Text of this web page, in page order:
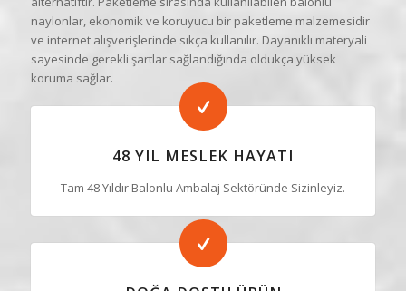
naylonlar, ekonomik ve koruyucu bir paketleme malzemesidir
ve internet alışverişlerinde sıkça kullanılır. Dayanıklı materyali
sayesinde gerekli şartlar sağlandığında oldukça yüksek
koruma sağlar.
48 YIL MESLEK HAYATI
Tam 48 Yıldır Balonlu Ambalaj Sektöründe Sizinleyiz.